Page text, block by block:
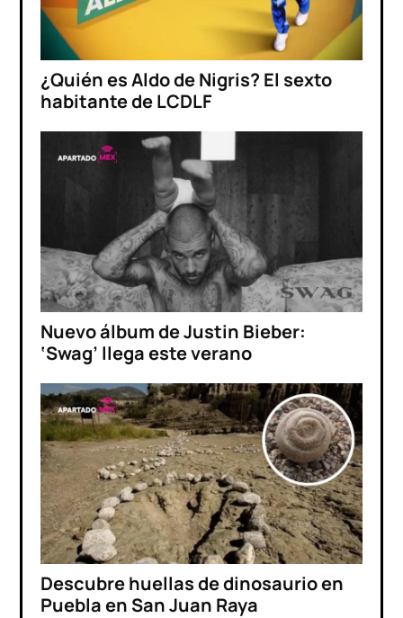
¿Quién es Aldo de Nigris? El sexto
habitante de LCDLF
Nuevo álbum de Justin Bieber:
‘Swag’ llega este verano
Descubre huellas de dinosaurio en
Puebla en San Juan Raya